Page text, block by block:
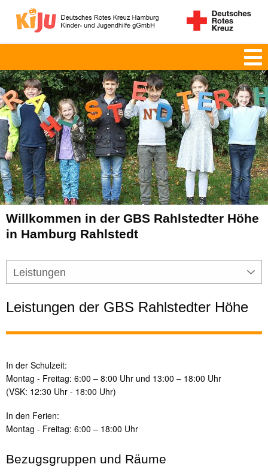
Willkommen in der GBS Rahlstedter Höhe
in Hamburg Rahlstedt
Leistungen
Leistungen der GBS Rahlstedter Höhe
In der Schulzeit:
Montag - Freitag: 6:00 – 8:00 Uhr und 13:00 – 18:00 Uhr
(VSK: 12:30 Uhr - 18:00 Uhr)
In den Ferien:
Montag - Freitag: 6:00 – 18:00 Uhr
Bezugsgruppen und Räume